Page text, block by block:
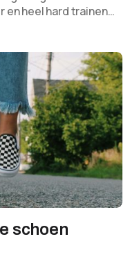
en heel hard trainen…
schoen